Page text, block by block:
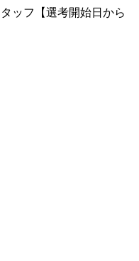
ッフ【選考開始日から